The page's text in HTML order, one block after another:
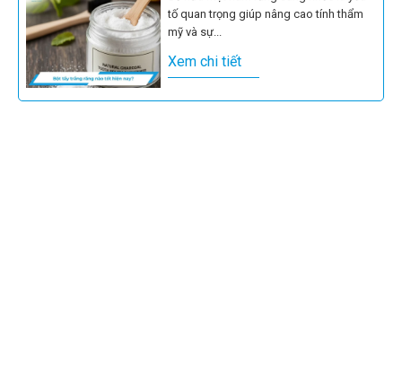
tố quan trọng giúp nâng cao tính thẩm
mỹ và sự...
Xem chi tiết